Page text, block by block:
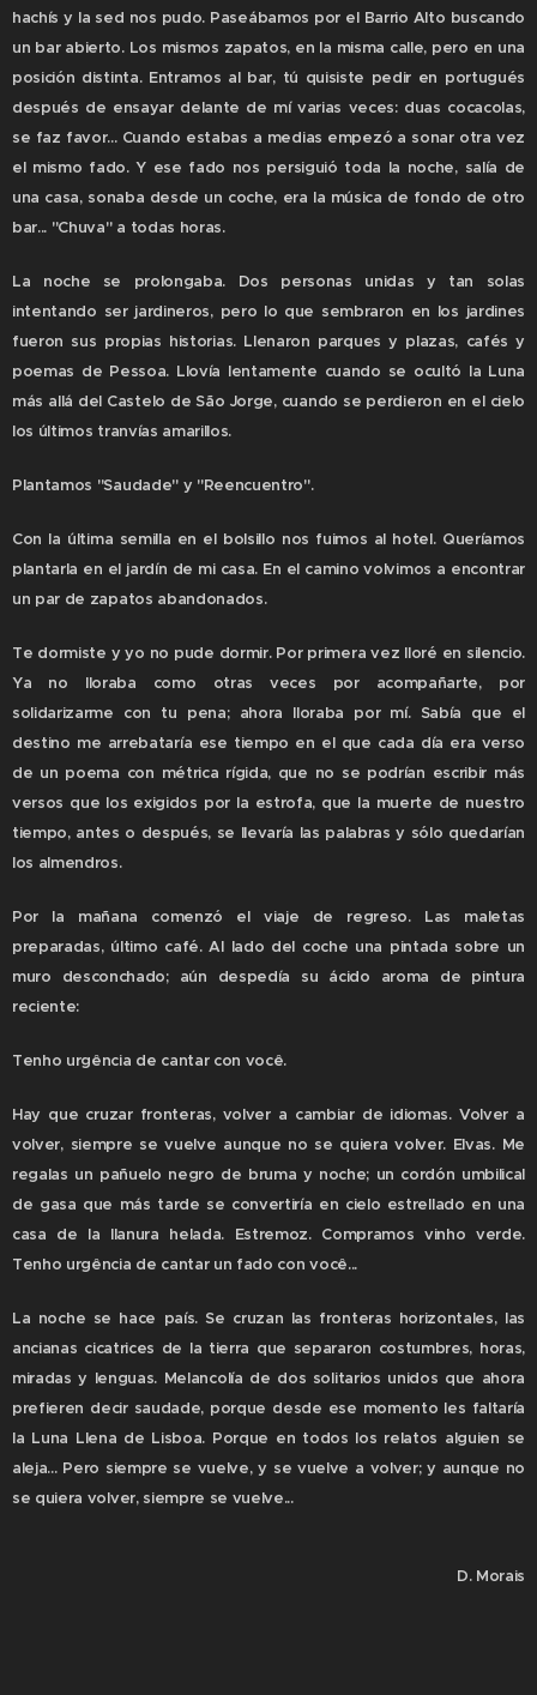
hachís y la sed nos pudo. Paseábamos por el Barrio Alto buscando
un bar abierto. Los mismos zapatos, en la misma calle, pero en una
posición distinta. Entramos al bar, tú quisiste pedir en portugués
después de ensayar delante de mí varias veces: duas cocacolas,
se faz favor... Cuando estabas a medias empezó a sonar otra vez
el mismo fado. Y ese fado nos persiguió toda la noche, salía de
una casa, sonaba desde un coche, era la música de fondo de otro
bar... "Chuva" a todas horas.
La noche se prolongaba. Dos personas unidas y tan solas
intentando ser jardineros, pero lo que sembraron en los jardines
fueron sus propias historias. Llenaron parques y plazas, cafés y
poemas de Pessoa. Llovía lentamente cuando se ocultó la Luna
más allá del Castelo de São Jorge, cuando se perdieron en el cielo
los últimos tranvías amarillos.
Plantamos "Saudade" y "Reencuentro".
Con la última semilla en el bolsillo nos fuimos al hotel. Queríamos
plantarla en el jardín de mi casa. En el camino volvimos a encontrar
un par de zapatos abandonados.
Te dormiste y yo no pude dormir. Por primera vez lloré en silencio.
Ya no lloraba como otras veces por acompañarte, por
solidarizarme con tu pena; ahora lloraba por mí. Sabía que el
destino me arrebataría ese tiempo en el que cada día era verso
de un poema con métrica rígida, que no se podrían escribir más
versos que los exigidos por la estrofa, que la muerte de nuestro
tiempo, antes o después, se llevaría las palabras y sólo quedarían
los almendros.
Por la mañana comenzó el viaje de regreso. Las maletas
preparadas, último café. Al lado del coche una pintada sobre un
muro desconchado; aún despedía su ácido aroma de pintura
reciente:
Tenho urgência de cantar con você.
Hay que cruzar fronteras, volver a cambiar de idiomas. Volver a
volver, siempre se vuelve aunque no se quiera volver. Elvas. Me
regalas un pañuelo negro de bruma y noche; un cordón umbilical
de gasa que más tarde se convertiría en cielo estrellado en una
casa de la llanura helada. Estremoz. Compramos vinho verde.
Tenho urgência de cantar un fado con você...
La noche se hace país. Se cruzan las fronteras horizontales, las
ancianas cicatrices de la tierra que separaron costumbres, horas,
miradas y lenguas. Melancolía de dos solitarios unidos que ahora
prefieren decir saudade, porque desde ese momento les faltaría
la Luna Llena de Lisboa. Porque en todos los relatos alguien se
aleja... Pero siempre se vuelve, y se vuelve a volver; y aunque no
se quiera volver, siempre se vuelve...
D. Morais